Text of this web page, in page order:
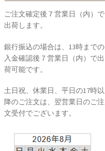
ご注文確定後７営業日（内）で
出荷します。
銀行振込の場合は、13時までの
入金確認後７営業日（内）で出
荷可能です。
土日祝、休業日、平日の17時以
降のご注文は、翌営業日のご注
文受付でございます。